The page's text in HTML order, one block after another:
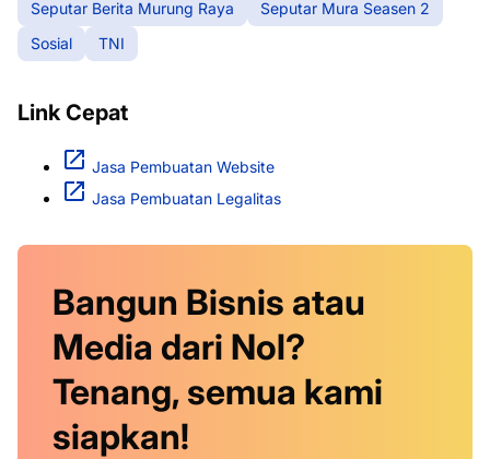
Seputar Berita Murung Raya
Seputar Mura Seasen 2
Sosial
TNI
Link Cepat
Jasa Pembuatan Website
Jasa Pembuatan Legalitas
Bangun Bisnis atau
Media dari Nol?
Tenang, semua kami
siapkan!